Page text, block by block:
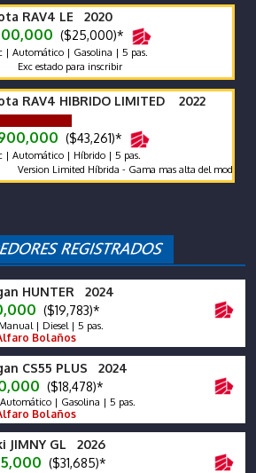
RAV4 LE 2020
($25,000)*
| Automático | Gasolina | 5 pas.
estado para inscribir
RAV4 HIBRIDO LIMITED 2022
($43,261)*
| Automático | Híbrido | 5 pas.
Limited Híbrida - Gama mas alta del modelo.
HUNTER 2024
($19,783)*
| Diesel | 5 pas.
Bolaños
CS55 PLUS 2024
($18,478)*
| Gasolina | 5 pas.
Bolaños
JIMNY GL 2026
($31,685)*